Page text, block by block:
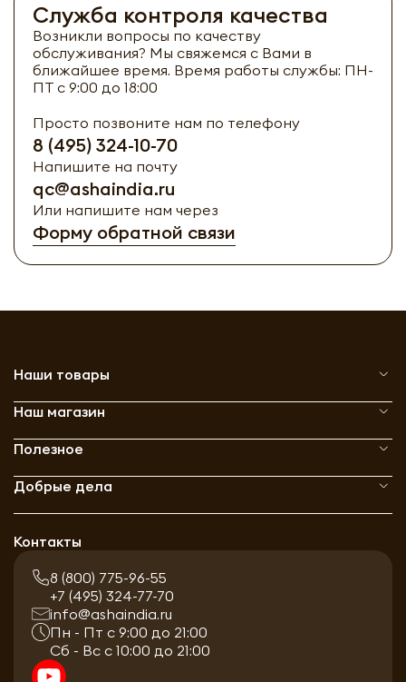
Служба контроля качества
Возникли вопросы по качеству
обслуживания? Мы свяжемся с Вами в
ближайшее время. Время работы службы: ПН-
ПТ с 9:00 до 18:00
Просто позвоните нам по телефону
8 (495) 324-10-70
Напишите на почту
qc@ashaindia.ru
Или напишите нам через
Форму обратной связи
Наши товары
Наш магазин
Полезное
Добрые дела
Контакты
8 (800) 775-96-55
+7 (495) 324-77-70
info@ashaindia.ru
Пн - Пт с 9:00 до 21:00
Сб - Вс с 10:00 до 21:00